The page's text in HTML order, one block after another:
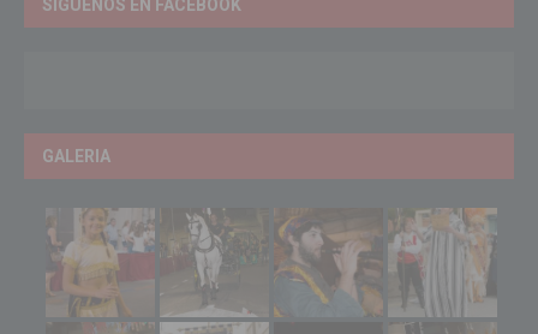
SÍGUENOS EN FACEBOOK
GALERIA